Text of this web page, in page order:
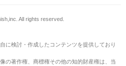
All rights reserved.
に検討・作成したコンテンツを提供しており
の著作権、商標権その他の知的財産権は、当